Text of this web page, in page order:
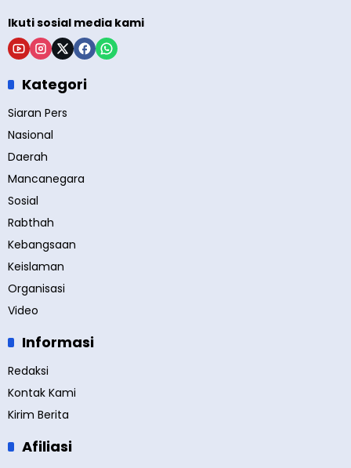
Ikuti sosial media kami
Kategori
Siaran Pers
Nasional
Daerah
Mancanegara
Sosial
Rabthah
Kebangsaan
Keislaman
Organisasi
Video
Informasi
Redaksi
Kontak Kami
Kirim Berita
Afiliasi